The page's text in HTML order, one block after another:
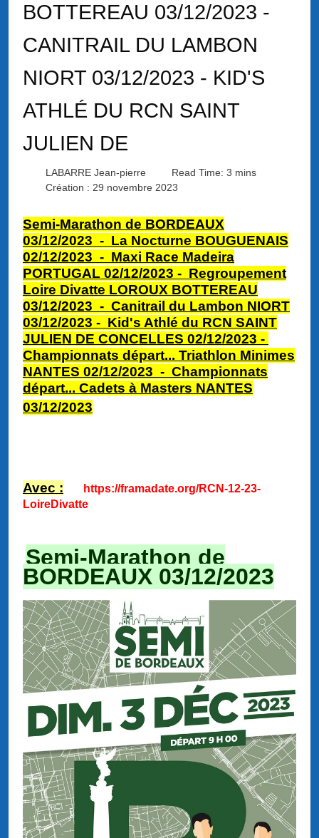
BOTTEREAU 03/12/2023 -
CANITRAIL DU LAMBON
NIORT 03/12/2023 - KID'S
ATHLÉ DU RCN SAINT
JULIEN DE
LABARRE Jean-pierre
Read Time: 3 mins
Création : 29 novembre 2023
Semi-Marathon de BORDEAUX
03/12/2023 - La Nocturne BOUGUENAIS
02/12/2023 - Maxi Race Madeira
PORTUGAL 02/12/2023 - Regroupement
Loire Divatte LOROUX BOTTEREAU
03/12/2023 - Canitrail du Lambon NIORT
03/12/2023 - Kid's Athlé du RCN SAINT
JULIEN DE CONCELLES 02/12/2023 -
Championnats départ... Triathlon Minimes
NANTES 02/12/2023 - Championnats
départ... Cadets à Masters NANTES
03/12/2023
Avec :
https://framadate.org/RCN-12-23-
LoireDivatte
Semi-Marathon de
BORDEAUX 03/12/2023